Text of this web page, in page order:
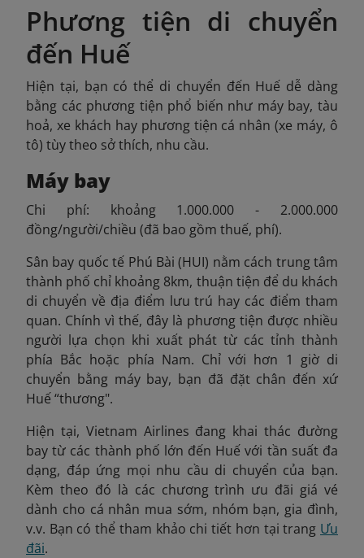
Phương tiện di chuyển
đến Huế
Hiện tại, bạn có thể di chuyển đến Huế dễ dàng
bằng các phương tiện phổ biến như máy bay, tàu
hoả, xe khách hay phương tiện cá nhân (xe máy, ô
tô) tùy theo sở thích, nhu cầu.
Máy bay
Chi phí: khoảng 1.000.000 - 2.000.000
đồng/người/chiều (đã bao gồm thuế, phí).
Sân bay quốc tế Phú Bài (HUI) nằm cách trung tâm
thành phố chỉ khoảng 8km, thuận tiện để du khách
di chuyển về địa điểm lưu trú hay các điểm tham
quan. Chính vì thế, đây là phương tiện được nhiều
người lựa chọn khi xuất phát từ các tỉnh thành
phía Bắc hoặc phía Nam. Chỉ với hơn 1 giờ di
chuyển bằng máy bay, bạn đã đặt chân đến xứ
Huế “thương".
Hiện tại, Vietnam Airlines đang khai thác đường
bay từ các thành phố lớn đến Huế với tần suất đa
dạng, đáp ứng mọi nhu cầu di chuyển của bạn.
Kèm theo đó là các chương trình ưu đãi giá vé
dành cho cá nhân mua sớm, nhóm bạn, gia đình,
v.v. Bạn có thể tham khảo chi tiết hơn tại trang Ưu
đãi.